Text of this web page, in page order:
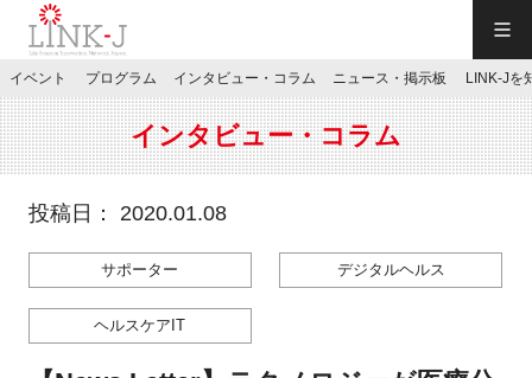
JP／EN
特別会員専用メニュー
イベント プログラム インタビュー・コラム ニュース・掲示板 LINK-Jを
インタビュー・コラム
投稿日： 2020.01.08
サポーター デジタルヘルス
ヘルスケアIT